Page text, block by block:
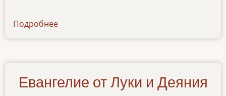
Подробнее
ot-
na-
Евангелие от Луки и Деяния